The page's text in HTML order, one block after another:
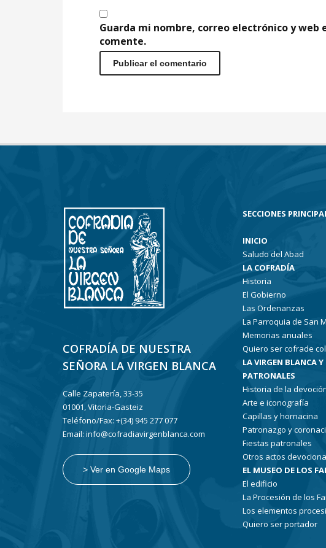
Guarda mi nombre, correo electrónico y
comente.
COFRADÍA DE NUESTRA
SEÑORA LA VIRGEN BLANCA
Calle Zapatería, 33-35
01001, Vitoria-Gasteiz
Teléfono/Fax: +(34) 945 277 077
Email: info@cofradiavirgenblanca.com
> Ver en Google Maps
SECCIONES
INICIO
Saludo del Abad
LA COFRADÍA
Historia
El Gobierno
Las Ordenanzas
La Parroquia de San
Memorias anuales
Quiero ser cofrade
LA VIRGEN BLANCA Y
PATRONALES
Historia de la
Arte e iconografía
Capillas y hornacina
Patronazgo y
Fiestas patronales
Otros actos
EL MUSEO DE LOS
El edificio
La Procesión de los
Los elementos
Quiero ser portador